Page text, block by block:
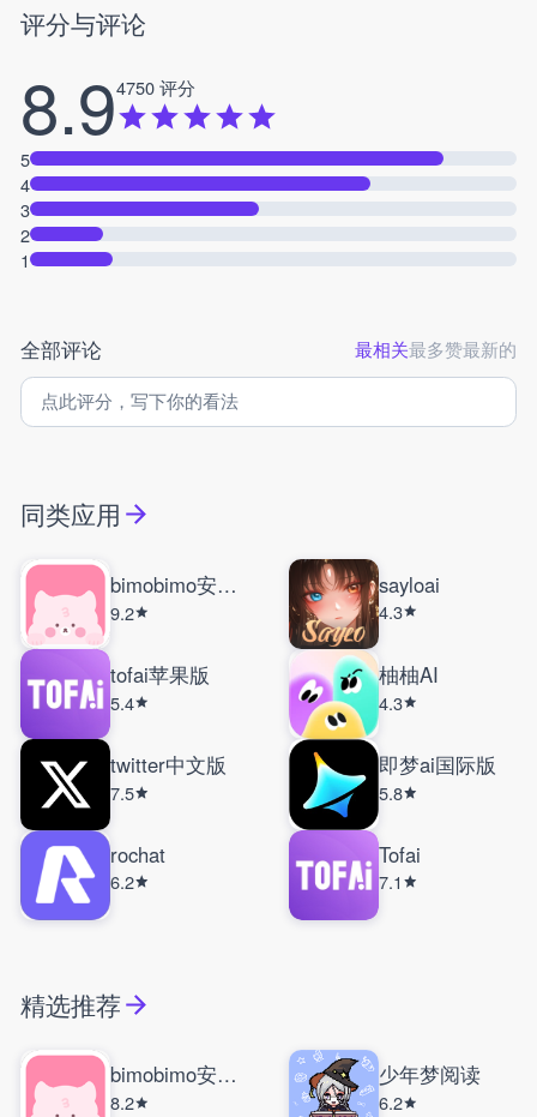
评分与评论
8.94750 评分
5
4
3
2
1
全部评论 最相关最多赞最新的
同类应用
bimobimo安卓版
9.2
sayloai
4.3
tofai苹果版
5.4
柚柚AI
4.3
twitter中文版
7.5
即梦ai国际版
5.8
rochat
6.2
Tofai
7.1
精选推荐
bimobimo安卓版
8.2
少年梦阅读
6.2